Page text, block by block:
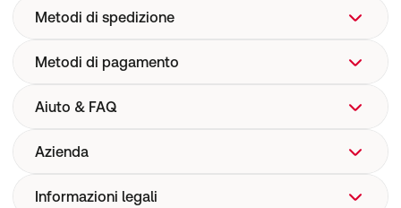
Metodi di spedizione
Metodi di pagamento
Aiuto & FAQ
Aiuto
Spedizione
Azienda
Chi siamo
Informazioni legali